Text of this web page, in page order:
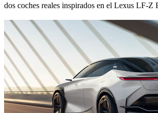
dos coches reales inspirados en el Lexus LF-Z